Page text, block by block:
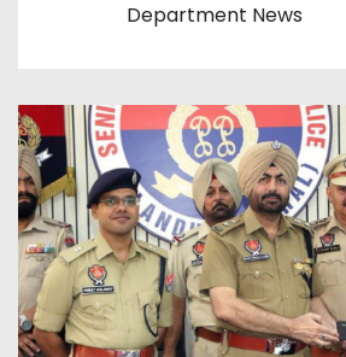
Department News